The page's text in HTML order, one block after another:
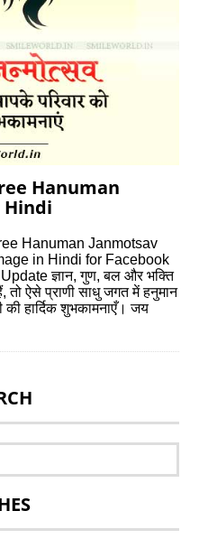
Hanuman
Hindi
Hanuman Janmotsav
in Hindi for Facebook
ज्ञान, गुण, बल और भक्ति
ऐसे प्राणी साधु जगत में हनुमान
हार्दिक शुभकामनाएँ। जय